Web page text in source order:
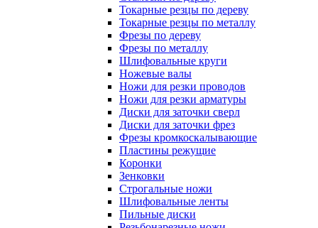
Токарные резцы по дереву
Токарные резцы по металлу
Фрезы по дереву
Фрезы по металлу
Шлифовальные круги
Ножевые валы
Ножи для резки проводов
Ножи для резки арматуры
Диски для заточки сверл
Диски для заточки фрез
Фрезы кромкоскалывающие
Пластины режущие
Коронки
Зенковки
Строгальные ножи
Шлифовальные ленты
Пильные диски